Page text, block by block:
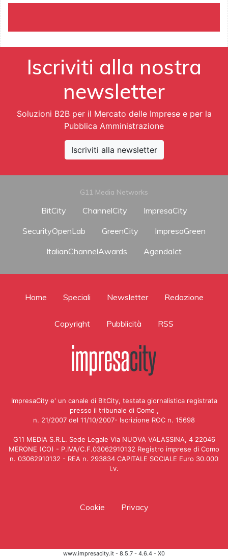
Iscriviti alla nostra
newsletter
Soluzioni B2B per il Mercato delle Imprese e per la
Pubblica Amministrazione
Iscriviti alla newsletter
G11 Media Networks
BitCity ChannelCity
ImpresaCity
SecurityOpenLab
GreenCity
ImpresaGreen
ItalianChannelAwards
AgendaIct
Home Speciali Newsletter Redazione
Copyright Pubblicità RSS
ImpresaCity e' un canale di BitCity, testata giornalistica registrata
presso il tribunale di Como ,
n. 21/2007 del 11/10/2007- Iscrizione ROC n. 15698
G11 MEDIA S.R.L. Sede Legale Via NUOVA VALASSINA, 4 22046
MERONE (CO) - P.IVA/C.F.03062910132 Registro imprese di Como
n. 03062910132 - REA n. 293834 CAPITALE SOCIALE Euro 30.000
i.v.
Cookie Privacy
www.impresacity.it - 8.5.7 - 4.6.4 - X0